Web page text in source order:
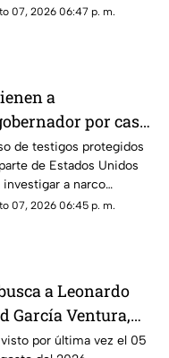
y limitar las voces que
07, 2026 06:47 p. m.
a
por caso
y desaforan
de testigos protegidos
de Estados Unidos
investigar a narco
ha sido cuestionado
ellos Rubén Rocha y
Inzunza.
07, 2026 06:45 p. m.
a Leonardo
García Ventura,
en
por última vez el 05